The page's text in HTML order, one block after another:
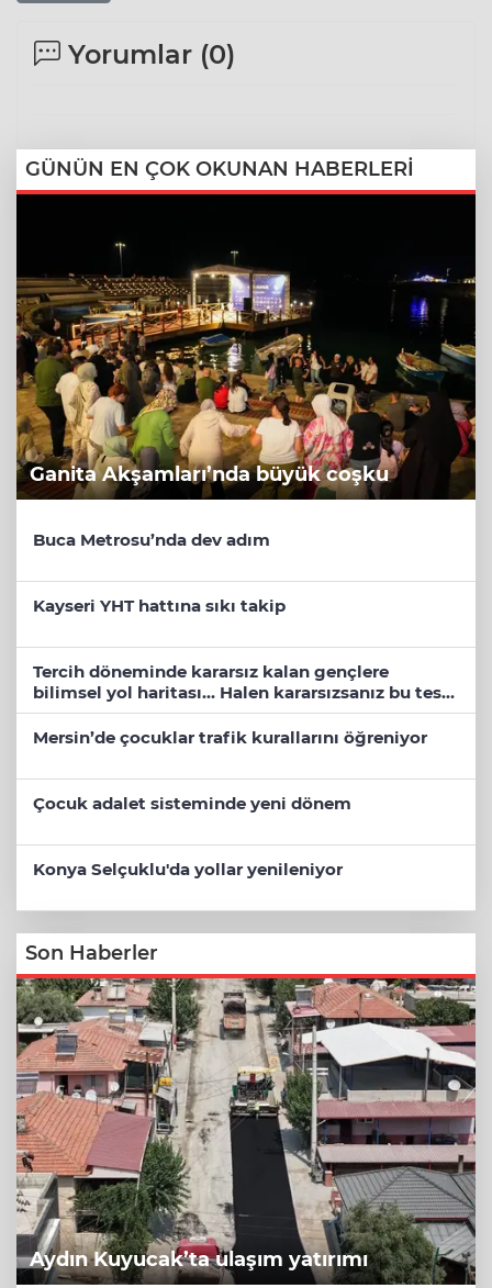
Yorumlar (0)
GÜNÜN EN ÇOK OKUNAN HABERLERİ
Ganita Akşamları’nda büyük coşku
Buca Metrosu’nda dev adım
Kayseri YHT hattına sıkı takip
Tercih döneminde kararsız kalan gençlere
bilimsel yol haritası... Halen kararsızsanız bu testi
çözün!
Mersin’de çocuklar trafik kurallarını öğreniyor
Çocuk adalet sisteminde yeni dönem
Konya Selçuklu'da yollar yenileniyor
Son Haberler
Aydın Kuyucak’ta ulaşım yatırımı